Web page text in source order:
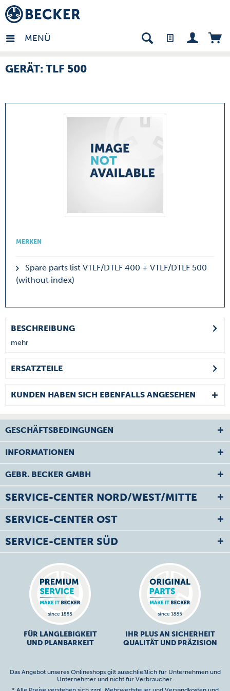
MENÜ
- DE
GERÄT: TLF 500
MERKEN
Spare parts list VTLF/DTLF 400 + VTLF/DTLF 500
(without index)
BESCHREIBUNG
mehr
ERSATZTEILE
KUNDEN HABEN SICH EBENFALLS ANGESEHEN
GESCHÄFTSBEDINGUNGEN
INFORMATIONEN
GEBR. BECKER GMBH
SERVICE-CENTER NORD/WEST/MITTE
SERVICE-CENTER OST
SERVICE-CENTER SÜD
FÜR LANGLEBIGKEIT
UND PLANBARKEIT
IHR PLUS AN SICHERHEIT
QUALITÄT UND PRÄZISION
Das Angebot unseres Onlineshops gilt ausschließlich für Unternehmen und
Unternehmer und nicht für Verbraucher.